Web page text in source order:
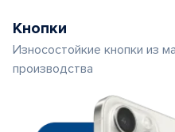
Кнопки
Износостойкие кнопки из
производства